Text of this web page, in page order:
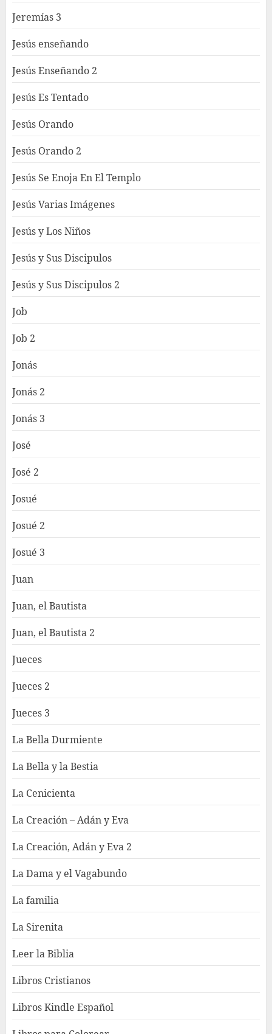
Jeremías 3
Jesús enseñando
Jesús Enseñando 2
Jesús Es Tentado
Jesús Orando
Jesús Orando 2
Jesús Se Enoja En El Templo
Jesús Varias Imágenes
Jesús y Los Niños
Jesús y Sus Discipulos
Jesús y Sus Discipulos 2
Job
Job 2
Jonás
Jonás 2
Jonás 3
José
José 2
Josué
Josué 2
Josué 3
Juan
Juan, el Bautista
Juan, el Bautista 2
Jueces
Jueces 2
Jueces 3
La Bella Durmiente
La Bella y la Bestia
La Cenicienta
La Creación – Adán y Eva
La Creación, Adán y Eva 2
La Dama y el Vagabundo
La familia
La Sirenita
Leer la Biblia
Libros Cristianos
Libros Kindle Español